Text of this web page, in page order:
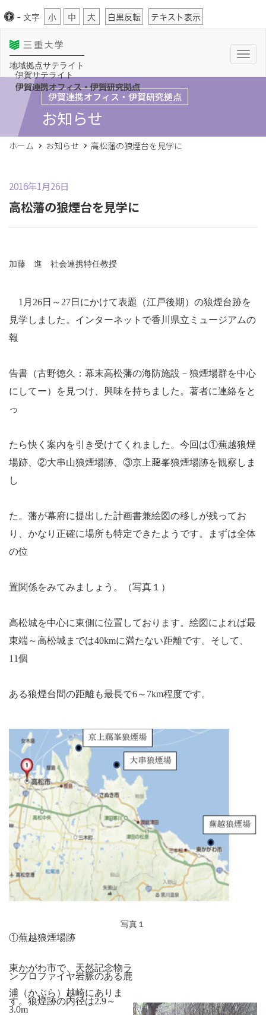
- 文字 小 中 大 白黒反転 テキスト表示
T
o
g
g
地域拠点サテライト
伊賀サテライト
伊賀連携オフィス・伊賀研究拠点
伊賀連携オフィス・伊賀研究拠点
お知らせ
ホーム お知らせ 高松藩の狼煙台を見学に
2016年1月26日
高松藩の狼煙台を見学に
加藤 進 社会連携特任教授
1 月 26日～ 27日にかけて表題（江戸後期）の狼煙台跡を
見学しました。インターネットで香川県立ミュージアムの
報
告書（古野徳久：幕末高松藩の海防施設－狼煙場群を中心
にしてー）を見つけ、興味を持ちました。著者に連絡をと
っ
たら快く案内を引き受けてくれました。今回は①蕪越狼煙
場跡、②大串山狼煙場跡、③京上﨟峯狼煙場跡を観察しま
し
た。藩が幕府に提出した計画書兼絵図の移しが残ってお
り、かなり正確に場所も特定できたようです。まずは全体
の位
置関係をみてみましょう。（写真１）
高松城を中心に東側に位置しております。絵図によれば最
東端～高松城までは40kmに満たない距離です。そして、
11個
ある狼煙台間の距離も最長で6～ 7km程度です。
写真１
①蕪越狼煙場跡
東かがわ市で、天然記念物ラ
ンプロファイヤ岩脈のある鹿
浦（かぶら）越崎にありま
す。狼煙跡の内径は2.9～
3.0m